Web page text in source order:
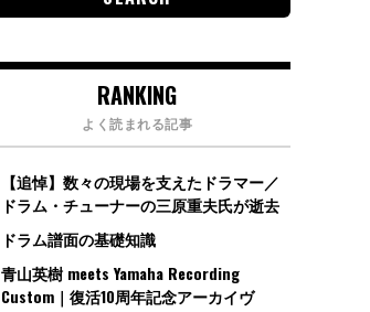
RANKING
よく読まれる記事
【追悼】数々の現場を支えたドラマー／
ドラム・チューナーの三原重夫氏が逝去
ドラム譜面の基礎知識
青山英樹 meets Yamaha Recording
Custom｜復活10周年記念アーカイヴ